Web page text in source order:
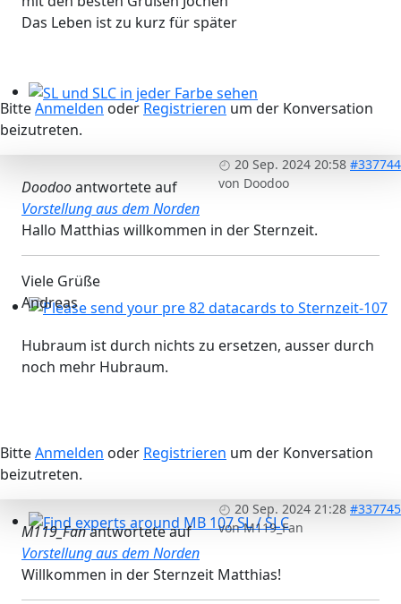
SL und SLC in jeder Farbe sehen
Find experts around MB 107 SL / SLC
Das Leben ist zu kurz für später
BitteAnmelden oder Registrieren um der Konversation
beizutreten.
20 Sep. 2024 20:58 #337744
von Doodoo
Doodooantwortete auf
Vorstellung aus dem Norden
Hallo Matthias willkommen in der Sternzeit.
Viele Grüße
Andreas
Hubraum ist durch nichts zu ersetzen, ausser durch
noch mehr Hubraum.
BitteAnmelden oder Registrieren um der Konversation
beizutreten.
20 Sep. 2024 21:28 #337745
vonM119_Fan
M119_Fanantwortete auf
Vorstellung aus dem Norden
Willkommen in der Sternzeit Matthias!